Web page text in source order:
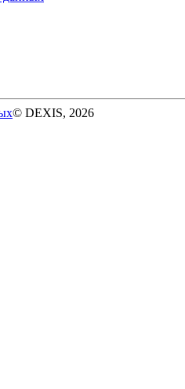
© DEXIS, 2026